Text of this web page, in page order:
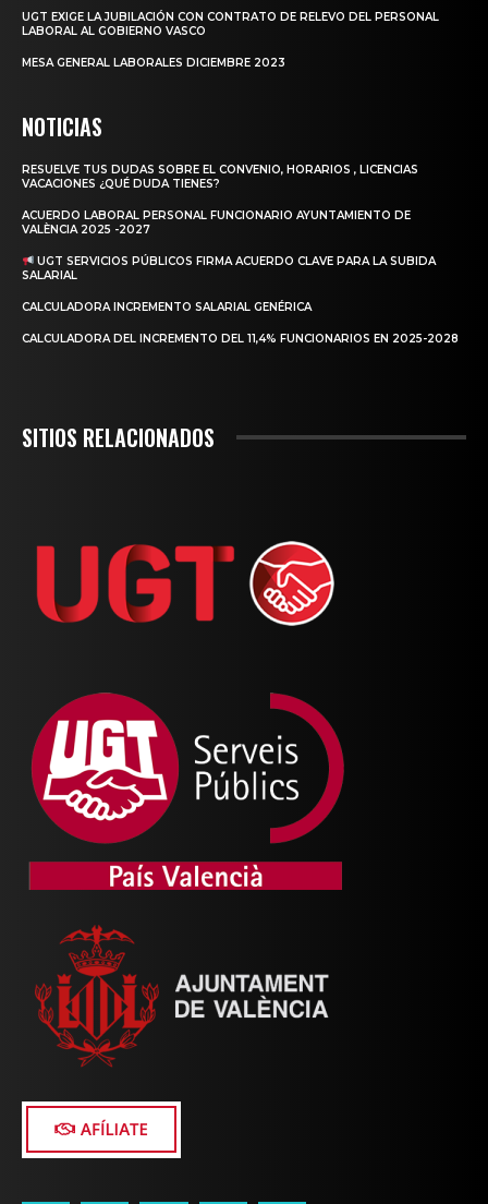
UGT EXIGE LA JUBILACIÓN CON CONTRATO DE RELEVO DEL PERSONAL
LABORAL AL GOBIERNO VASCO
MESA GENERAL LABORALES DICIEMBRE 2023
NOTICIAS
RESUELVE TUS DUDAS SOBRE EL CONVENIO, HORARIOS , LICENCIAS
VACACIONES ¿QUÉ DUDA TIENES?
ACUERDO LABORAL PERSONAL FUNCIONARIO AYUNTAMIENTO DE
VALÈNCIA 2025 -2027
UGT SERVICIOS PÚBLICOS FIRMA ACUERDO CLAVE PARA LA SUBIDA
SALARIAL
CALCULADORA INCREMENTO SALARIAL GENÉRICA
CALCULADORA DEL INCREMENTO DEL 11,4% FUNCIONARIOS EN 2025-2028
SITIOS RELACIONADOS